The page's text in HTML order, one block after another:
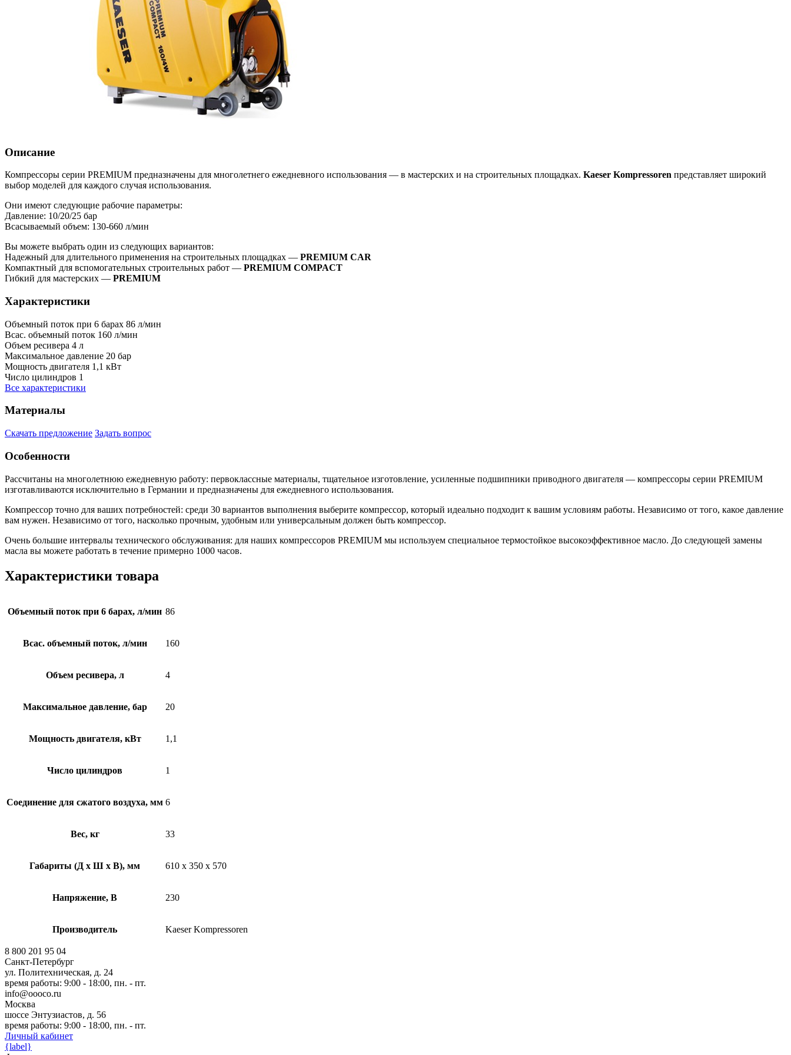
Описание
Компрессоры серии PREMIUM предназначены для многолетнего ежедневного использования — в мастерских и на строительных площадках. Kaeser Kompressoren представляет широкий
выбор моделей для каждого случая использования.
Они имеют следующие рабочие параметры:
Давление: 10/20/25 бар
Всасываемый объем: 130-660 л/мин
Вы можете выбрать один из следующих вариантов:
Надежный для длительного применения на строительных площадках — PREMIUM CAR
Компактный для вспомогательных строительных работ — PREMIUM COMPACT
Гибкий для мастерских — PREMIUM
Характеристики
Объемный поток при 6 барах 86 л/мин
Всас. объемный поток 160 л/мин
Объем ресивера 4 л
Максимальное давление 20 бар
Мощность двигателя 1,1 кВт
Число цилиндров 1
Все характеристики
Материалы
Скачать предложение Задать вопрос
Особенности
Рассчитаны на многолетнюю ежедневную работу: первоклассные материалы, тщательное изготовление, усиленные подшипники приводного двигателя — компрессоры серии PREMIUM
изготавливаются исключительно в Германии и предназначены для ежедневного использования.
Компрессор точно для ваших потребностей: среди 30 вариантов выполнения выберите компрессор, который идеально подходит к вашим условиям работы. Независимо от того, какое давление
вам нужен. Независимо от того, насколько прочным, удобным или универсальным должен быть компрессор.
Очень большие интервалы технического обслуживания: для наших компрессоров PREMIUM мы используем специальное термостойкое высокоэффективное масло. До следующей замены
масла вы можете работать в течение примерно 1000 часов.
Характеристики товара
Объемный поток при 6 барах, л/мин 86
Всас. объемный поток, л/мин 160
Объем ресивера, л 4
Максимальное давление, бар 20
Мощность двигателя, кВт 1,1
Число цилиндров 1
Соединение для сжатого воздуха, мм 6
Вес, кг 33
Габариты (Д х Ш х В), мм 610 x 350 x 570
Напряжение, В 230
Производитель Kaeser Kompressoren
8 800 201 95 04
Санкт-Петербург
ул. Политехническая, д. 24
время работы: 9:00 - 18:00, пн. - пт.
info@oooco.ru
Москва
шоссе Энтузиастов, д. 56
время работы: 9:00 - 18:00, пн. - пт.
Личный кабинет
{label}